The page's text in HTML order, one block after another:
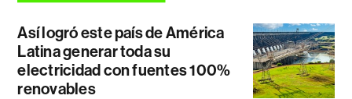
Así logró este país de América
Latina generar toda su
electricidad con fuentes 100%
renovables